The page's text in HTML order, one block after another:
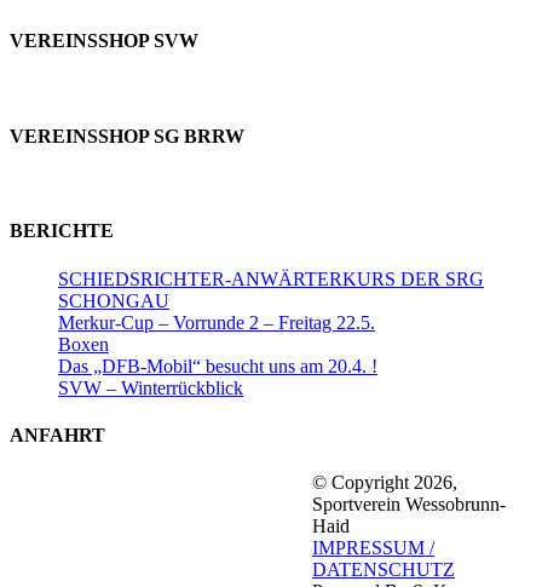
VEREINSSHOP SVW
VEREINSSHOP SG BRRW
BERICHTE
SCHIEDSRICHTER-ANWÄRTERKURS DER SRG
SCHONGAU
Merkur-Cup – Vorrunde 2 – Freitag 22.5.
Boxen
Das „DFB-Mobil“ besucht uns am 20.4. !
SVW – Winterrückblick
ANFAHRT
© Copyright 2026,
Sportverein Wessobrunn-
Haid
IMPRESSUM /
DATENSCHUTZ